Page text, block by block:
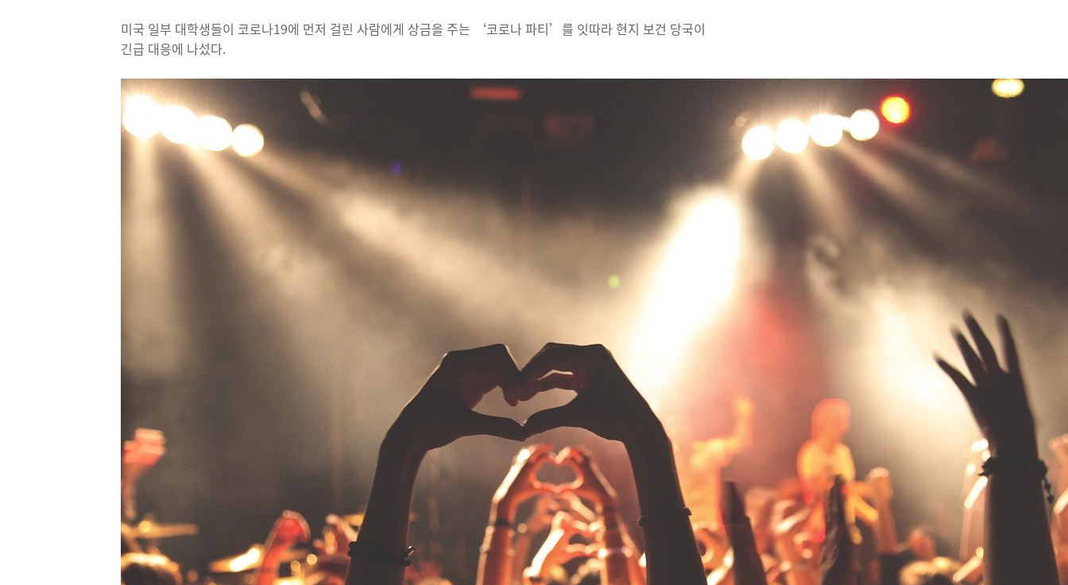
미국 일부 대학생들이 코로나19에 먼저 걸린 사람에게 상금을 주는 ‘코로나 파티’를 잇따라 현지 보건 당국이
긴급 대응에 나섰다.